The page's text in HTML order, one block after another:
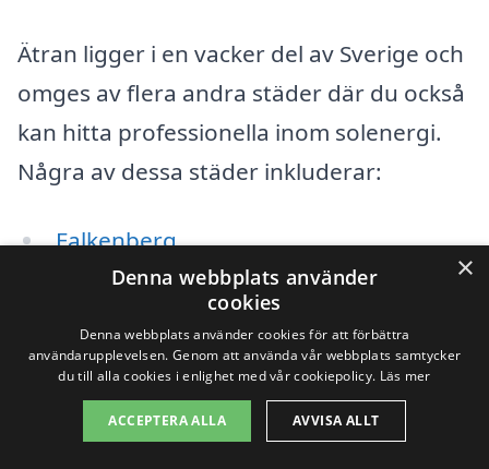
Ätran ligger i en vacker del av Sverige och
omges av flera andra städer där du också
kan hitta professionella inom solenergi.
Några av dessa städer inkluderar:
Falkenberg
Slöinge
Vessigebro
Löftadalens by
×
Denna webbplats använder
cookies
Denna webbplats använder cookies för att förbättra
användarupplevelsen. Genom att använda vår webbplats samtycker
du till alla cookies i enlighet med vår cookiepolicy. Läs mer
ACCEPTERA ALLA AVVISA ALLT